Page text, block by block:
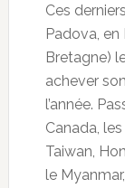
Ces
Padova,
Bretagne)
achever
l’année.
Canada,
Taiwan,
le